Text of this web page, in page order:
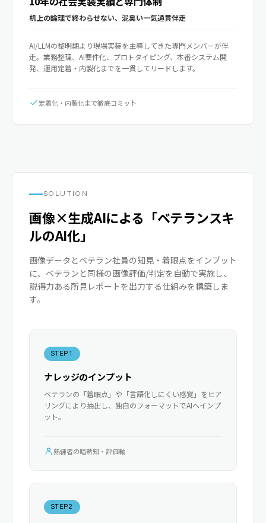
机上の論理で終わらせない、泥臭い一気通貫伴走
AI/LLMの黎明期より現場実装を主導してきた専門メンバーが伴
走。業務整理、AI要件化、プロトタイピング、本番システム開
発、運用定着・内製化までを一貫してリードします。
定着化・内製化まで徹底コミット
SOLUTION
画像×生成AIによる「ベテランスキ
ルのAI化」
画像データとベテラン社員の知見・着眼点をインプット
に、ベテランと同様の画像評価/判定を自動で実施し、
説得力ある所見レポートを出力する仕組みを構築しま
す。
STEP 1
ナレッジのインプット
ベテランの「着眼点」や「言語化しにくい感覚」をヒア
リングにより抽出し、独自のフォーマットでAIへインプ
ット。
熟練者の暗黙知・評価軸
STEP 2